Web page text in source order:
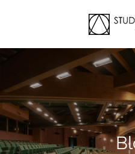
Skip to main content